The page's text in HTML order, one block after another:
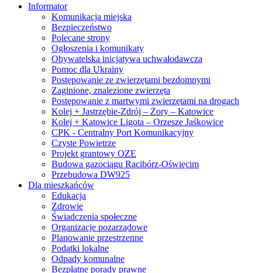
Informator
Komunikacja miejska
Bezpieczeństwo
Polecane strony
Ogłoszenia i komunikaty
Obywatelska inicjatywa uchwałodawcza
Pomoc dla Ukrainy
Postępowanie ze zwierzętami bezdomnymi
Zaginione, znalezione zwierzęta
Postępowanie z martwymi zwierzętami na drogach
Kolej + Jastrzębie-Zdrój – Żory – Katowice
Kolej + Katowice Ligota – Orzesze Jaśkowice
CPK - Centralny Port Komunikacyjny
Czyste Powietrze
Projekt grantowy OZE
Budowa gazociągu Racibórz-Oświęcim
Przebudowa DW925
Dla mieszkańców
Edukacja
Zdrowie
Świadczenia społeczne
Organizacje pozarządowe
Planowanie przestrzenne
Podatki lokalne
Odpady komunalne
Bezpłatne porady prawne